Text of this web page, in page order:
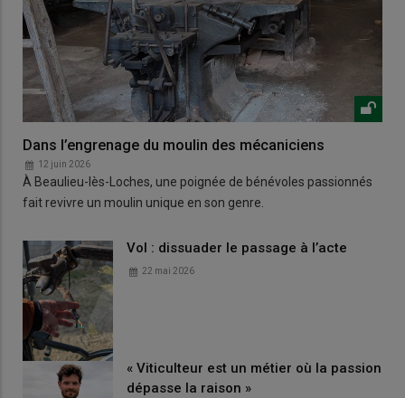
Dans l’engrenage du moulin des mécaniciens
12 juin 2026
À Beaulieu-lès-Loches, une poignée de bénévoles passionnés
fait revivre un moulin unique en son genre.
Vol : dissuader le passage à l’acte
22 mai 2026
« Viticulteur est un métier où la passion
dépasse la raison »